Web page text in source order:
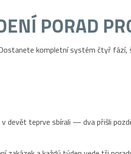
PORAD
kompletní systém čtyř fází,
devět teprve sbírali — dva přišli